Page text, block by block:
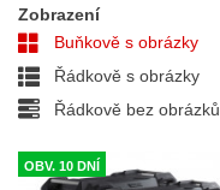
Zobrazení
Buňkově s obrázky
Řádkově s obrázky
Řádkově bez obrázků
OBV. 10 DNÍ